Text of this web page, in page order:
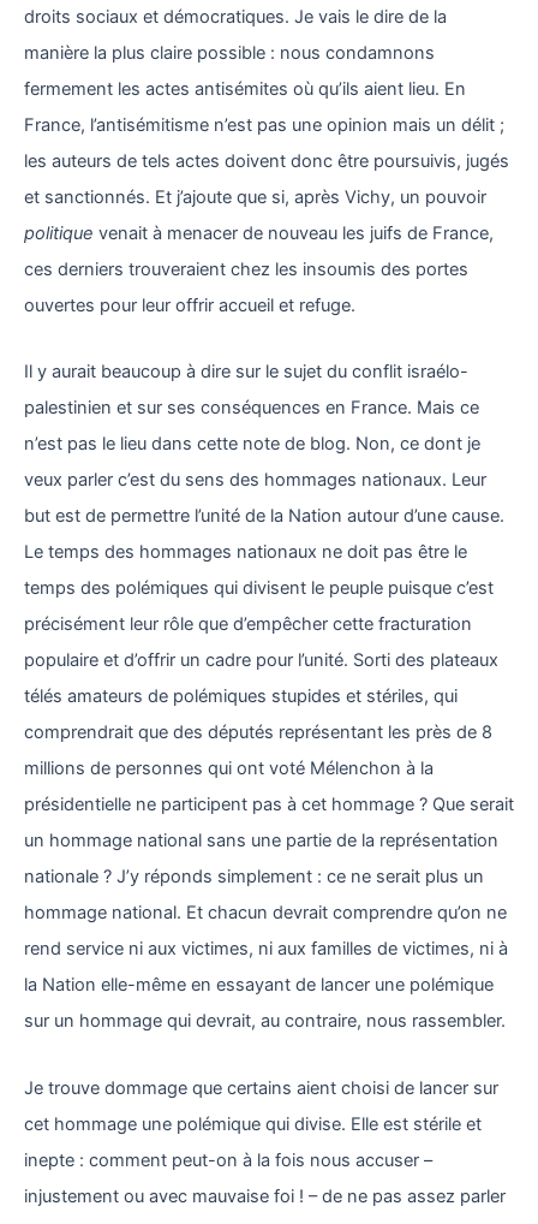
droits sociaux et démocratiques. Je vais le dire de la
manière la plus claire possible : nous condamnons
fermement les actes antisémites où qu’ils aient lieu. En
France, l’antisémitisme n’est pas une opinion mais un délit ;
les auteurs de tels actes doivent donc être poursuivis, jugés
et sanctionnés. Et j’ajoute que si, après Vichy, un pouvoir
politique venait à menacer de nouveau les juifs de France,
ces derniers trouveraient chez les insoumis des portes
ouvertes pour leur offrir accueil et refuge.
Il y aurait beaucoup à dire sur le sujet du conflit israélo-
palestinien et sur ses conséquences en France. Mais ce
n’est pas le lieu dans cette note de blog. Non, ce dont je
veux parler c’est du sens des hommages nationaux. Leur
but est de permettre l’unité de la Nation autour d’une cause.
Le temps des hommages nationaux ne doit pas être le
temps des polémiques qui divisent le peuple puisque c’est
précisément leur rôle que d’empêcher cette fracturation
populaire et d’offrir un cadre pour l’unité. Sorti des plateaux
télés amateurs de polémiques stupides et stériles, qui
comprendrait que des députés représentant les près de 8
millions de personnes qui ont voté Mélenchon à la
présidentielle ne participent pas à cet hommage ? Que serait
un hommage national sans une partie de la représentation
nationale ? J’y réponds simplement : ce ne serait plus un
hommage national. Et chacun devrait comprendre qu’on ne
rend service ni aux victimes, ni aux familles de victimes, ni à
la Nation elle-même en essayant de lancer une polémique
sur un hommage qui devrait, au contraire, nous rassembler.
Je trouve dommage que certains aient choisi de lancer sur
cet hommage une polémique qui divise. Elle est stérile et
inepte : comment peut-on à la fois nous accuser –
injustement ou avec mauvaise foi ! – de ne pas assez parler